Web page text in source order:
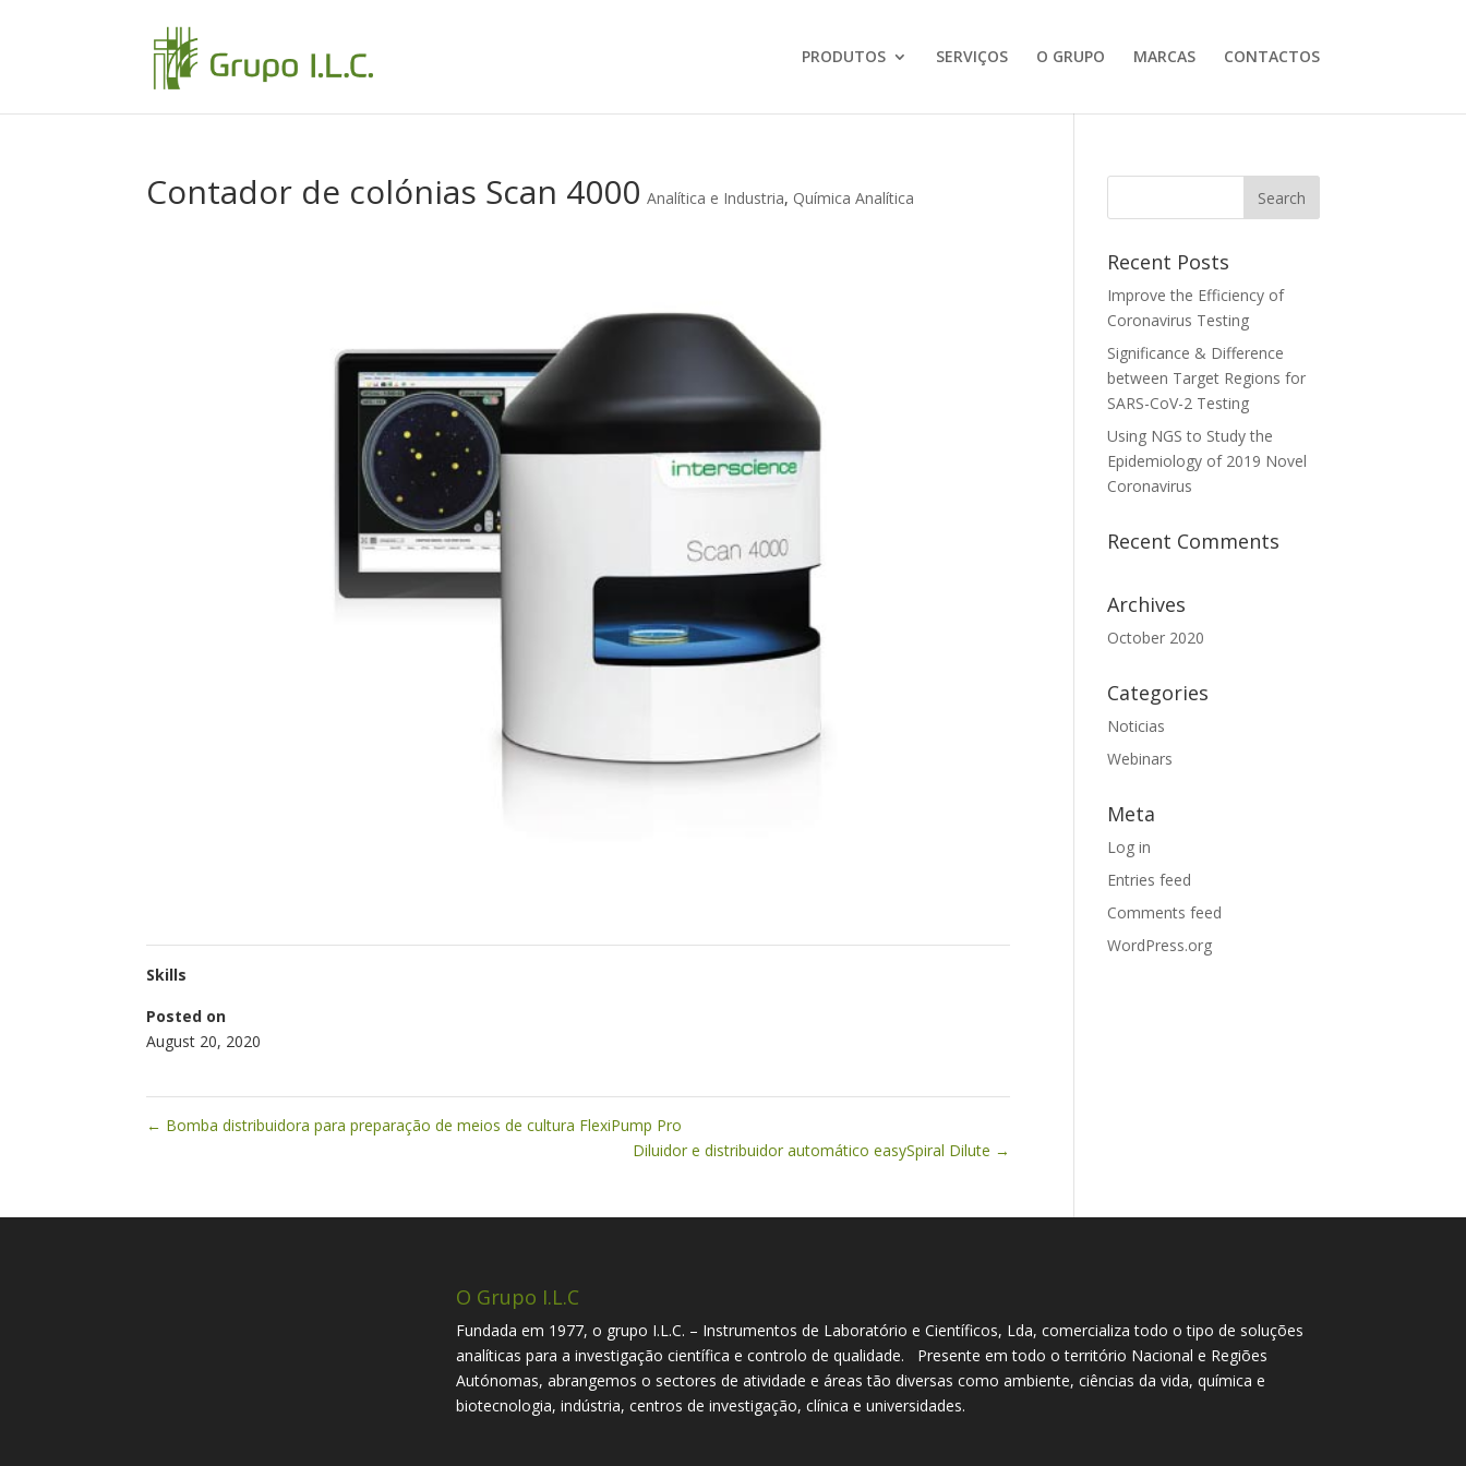
PRODUTOS SERVIÇOS O GRUPO MARCAS CONTACTOS
Contador de colónias Scan 4000 Analítica e Industria, Química Analítica
Skills
Posted on
August 20, 2020
← Bomba distribuidora para preparação de meios de cultura FlexiPump Pro
Diluidor e distribuidor automático easySpiral Dilute →
Recent Posts
Improve the Efficiency of
Coronavirus Testing
Significance & Difference
between Target Regions for
SARS-CoV-2 Testing
Using NGS to Study the
Epidemiology of 2019 Novel
Coronavirus
Recent Comments
Archives
October 2020
Categories
Noticias
Webinars
Meta
Log in
Entries feed
Comments feed
WordPress.org
O Grupo I.L.C
Fundada em 1977, o grupo I.L.C. – Instrumentos de Laboratório e Científicos, Lda, comercializa todo o tipo de soluções
analíticas para a investigação científica e controlo de qualidade. Presente em todo o território Nacional e Regiões
Autónomas, abrangemos o sectores de atividade e áreas tão diversas como ambiente, ciências da vida, química e
biotecnologia, indústria, centros de investigação, clínica e universidades.